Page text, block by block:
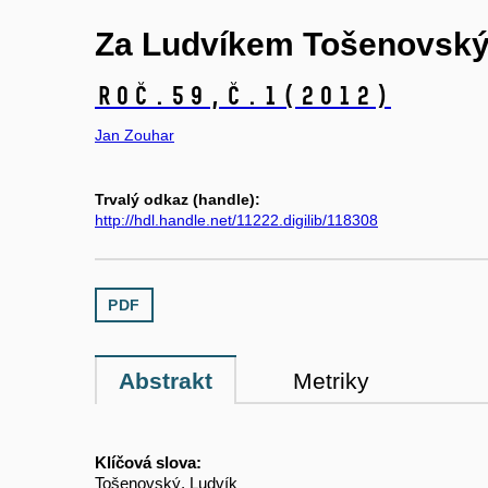
Za Ludvíkem
Roč.59, č.1 (2012)
Jan Zouhar
Trvalý odkaz (handle):
http://hdl.handle.net/11222.digilib/118308
PDF
Abstrakt Metriky
Klíčová slova:
Tošenovský, Ludvík